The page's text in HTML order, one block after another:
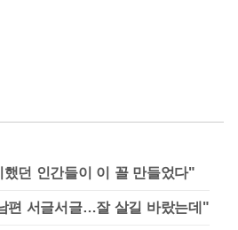
던 인간들이 이 꼴 만들었다"
편 서글서글…잘 살길 바랐는데"